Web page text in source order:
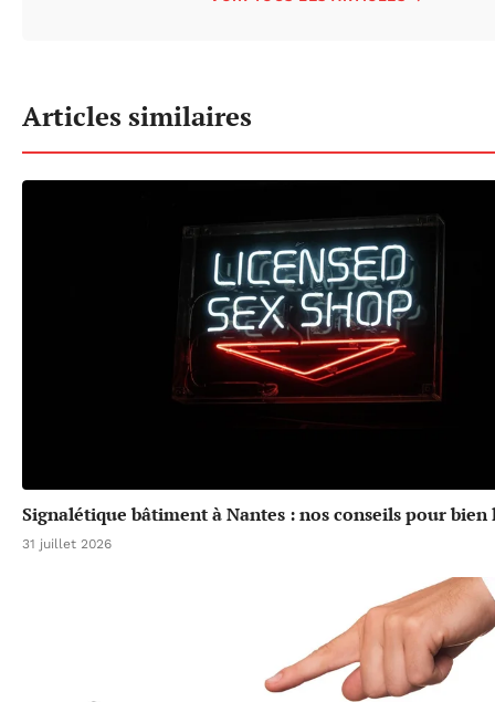
Articles similaires
Signalétique bâtiment à Nantes : nos conseils pour bien
31 juillet 2026